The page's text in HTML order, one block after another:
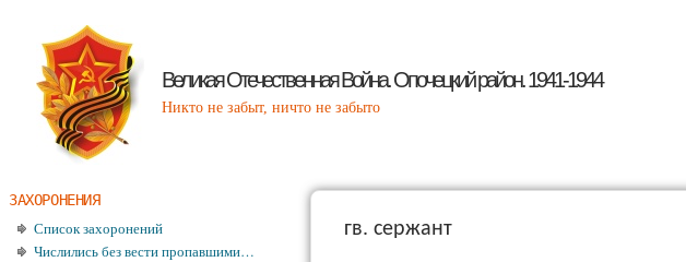
Великая Отечественная Война. Опочецкий район. 1941-1944
Никто не забыт, ничто не забыто
гв. сержант
ЗАХОРОНЕНИЯ
Список захоронений
Числились без вести пропавшими…